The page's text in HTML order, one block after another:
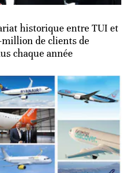
historique entre TUI et
de clients de
chaque année